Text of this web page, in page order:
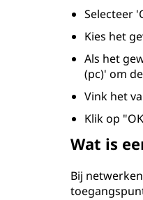
Selecteer
Kies het
Als het
(pc)' om
Vink het
Klik op
Wat is
Bij